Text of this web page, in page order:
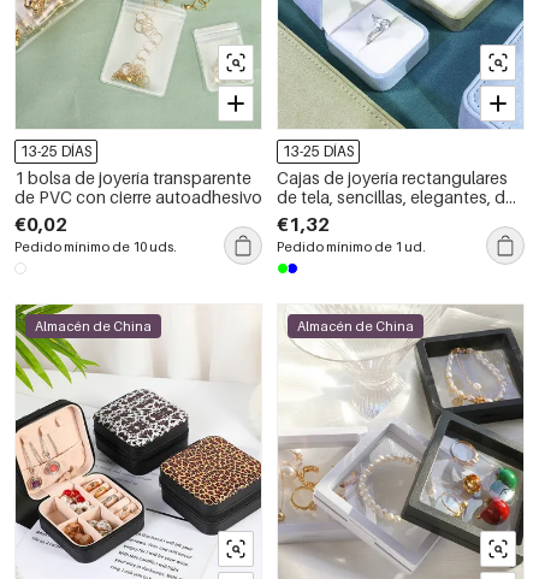
13-25 DÍAS
1 bolsa de joyería transparente
de PVC con cierre autoadhesivo
€0,02
Pedido mínimo de 10 uds.
13-25 DÍAS
Cajas de joyería rectangulares
de tela, sencillas, elegantes, de
color liso y estilo retro.
€1,32
Pedido mínimo de 1 ud.
Almacén de China Almacén de China